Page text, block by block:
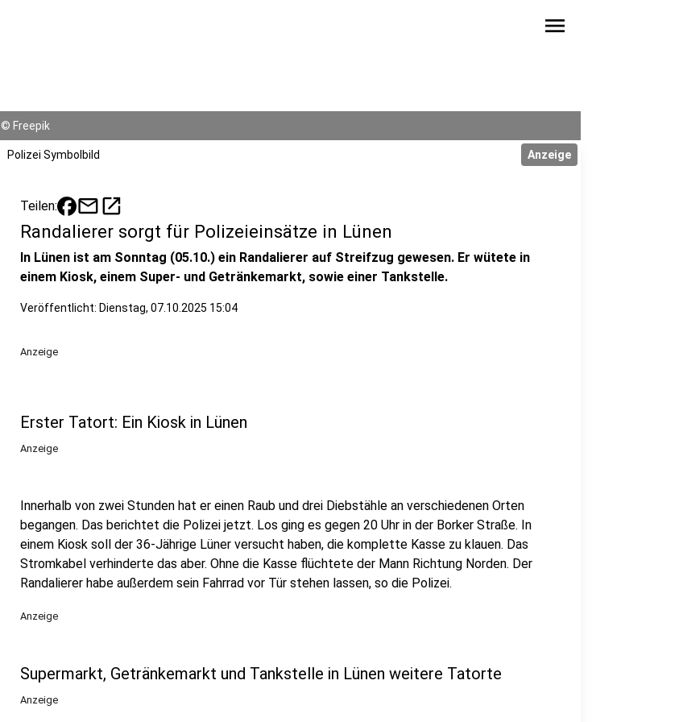
menu
Anzeige
© Freepik
Polizei Symbolbild
Teilen: mailopen_in_new
Randalierer sorgt für Polizeieinsätze in Lünen
In Lünen ist am Sonntag (05.10.) ein Randalierer auf Streifzug gewesen. Er wütete in
einem Kiosk, einem Super- und Getränkemarkt, sowie einer Tankstelle.
Veröffentlicht: Dienstag, 07.10.2025 15:04
Anzeige
Erster Tatort: Ein Kiosk in Lünen
Anzeige
Innerhalb von zwei Stunden hat er einen Raub und drei Diebstähle an verschiedenen Orten
begangen. Das berichtet die Polizei jetzt. Los ging es gegen 20 Uhr in der Borker Straße. In
einem Kiosk soll der 36-Jährige Lüner versucht haben, die komplette Kasse zu klauen. Das
Stromkabel verhinderte das aber. Ohne die Kasse flüchtete der Mann Richtung Norden. Der
Randalierer habe außerdem sein Fahrrad vor Tür stehen lassen, so die Polizei.
Anzeige
Supermarkt, Getränkemarkt und Tankstelle in Lünen weitere Tatorte
Anzeige